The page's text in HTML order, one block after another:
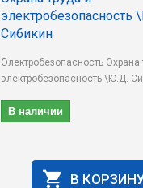
электробезопасность
Сибикин
Электробезопасность Охрана
электробезопасность \Ю.Д.
В наличии
В